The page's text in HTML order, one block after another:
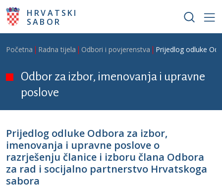
Skoči na glavni sadržaj
HRVATSKI
SABOR
Breadcrumb
Početna Radna tijela Odbori i povjerenstva Prijedlog odluke
Odbor za izbor, imenovanja i upravne
poslove
Prijedlog odluke Odbora za izbor,
imenovanja i upravne poslove o
razrješenju članice i izboru člana Odbora
za rad i socijalno partnerstvo Hrvatskoga
sabora